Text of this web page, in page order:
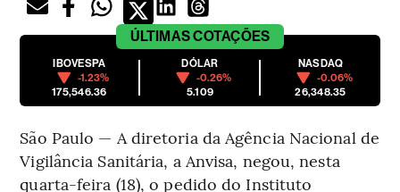
ÚLTIMASCOTAÇÕES
IBOVESPA
-1.23%
175,546.36
DÓLAR
-0.26%
5.109
NASDAQ
-0.06%
26,348.35
São Paulo — A diretoria da Agência Nacional de
Vigilância Sanitária, a Anvisa, negou, nesta
quarta-feira (18), o pedido do Instituto